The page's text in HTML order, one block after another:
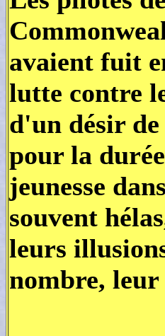
avaient fuit
lutte contre
d'un désir
pour la
jeunesse
souvent
leurs
nombre, leur